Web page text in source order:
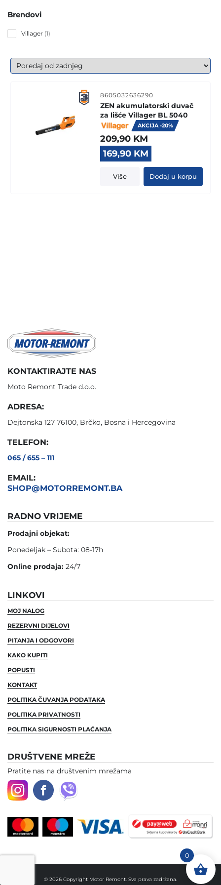
Brendovi
Villager 11
8605032636290
ZEN akumulatorski duvač
za lišće Villager BL 5040
AKCIJA -20%
209,90KM
Original
price
was:
209,90 KM.
169,90 KM
price
is:
169,90 KM.
Više Dodaj u korpu
KONTAKTIRAJTE NAS
Moto Remont Trade d.o.o.
ADRESA:
Dejtonska 127 76100, Brčko, Bosna i Hercegovina
TELEFON:
065 / 655 – 111
EMAIL:
SHOP@MOTORREMONT.BA
RADNO VRIJEME
Prodajni objekat:
Ponedeljak – Subota: 08-17h
Online prodaja: 24/7
LINKOVI
MOJ NALOG
REZERVNI DIJELOVI
PITANJA I ODGOVORI
KAKO KUPITI
POPUSTI
KONTAKT
POLITIKA ČUVANJA PODATAKA
POLITIKA PRIVATNOSTI
POLITIKA SIGURNOSTI PLAĆANJA
DRUŠTVENE MREŽE
Pratite nas na društvenim mrežama
© 2026 Copyright Motor Remont. Sva prava zadržana.
0